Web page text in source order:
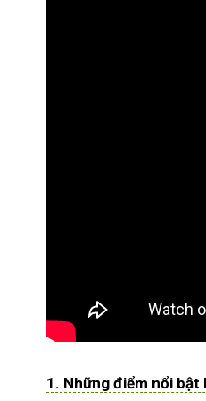
1. Những điểm nổi bật